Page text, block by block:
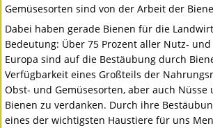
Gemüsesorten sind von der Arbeit der
Dabei haben gerade Bienen für die
Bedeutung: Über 75 Prozent aller Nutz-
Europa sind auf die Bestäubung durch
Verfügbarkeit eines Großteils der
Obst- und Gemüsesorten, aber auch
Bienen zu verdanken. Durch ihre
eines der wichtigsten Haustiere für uns